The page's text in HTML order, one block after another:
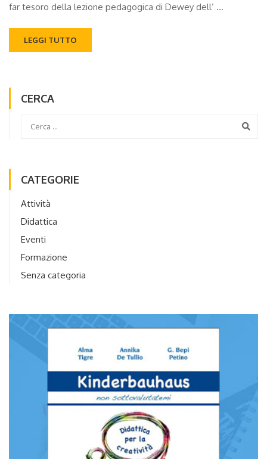
far tesoro della lezione pedagogica di Dewey dell’ …
LEGGI TUTTO
CERCA
CATEGORIE
Attività
Didattica
Eventi
Formazione
Senza categoria